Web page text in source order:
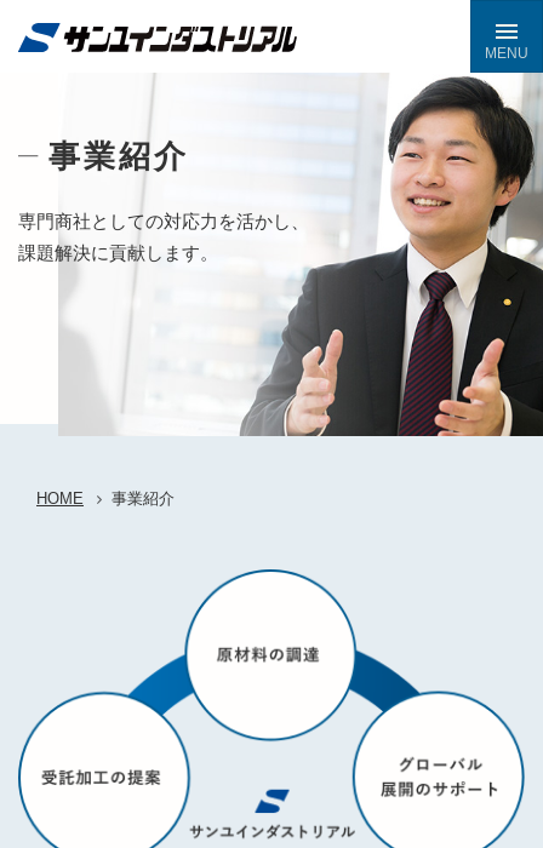
専門商社としての対応力を活かし、
課題解決に貢献します。
HOME 事業紹介